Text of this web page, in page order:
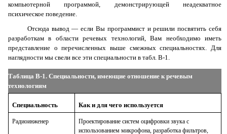
компьютерной программой, демонстрирующей неадекватное
психическое поведение.
Отсюда вывод — если Вы программист и решили посвятить себя
разработкам в области речевых технологий, Вам необходимо иметь
представление о перечисленных выше смежных специальностях. Для
наглядности мы свели все эти специальности в табл. В-1.
Таблица В-1. Специальности, имеющие отношение к речевым
технологиям
Специальность Как и для чего используется
Радиоинженер
Проектирование систем оцифровки звука с
использованием микрофона, разработка фильтров,